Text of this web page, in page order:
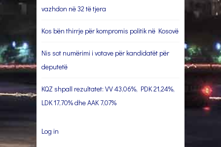
vazhdon në 32 të tjera
Kos bën thirrje për kompromis politik në Kosovë
Nis sot numërimi i votave për kandidatët për
deputetë
KQZ shpall rezultatet: VV 43,06%, PDK 21,24%,
LDK 17,70% dhe AAK 7,07%
Log in